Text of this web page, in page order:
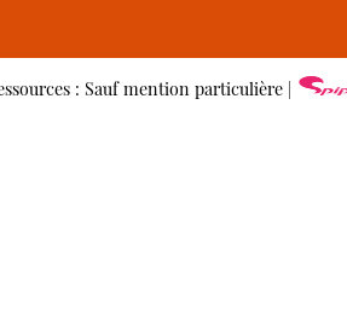
: Sauf mention particulière |